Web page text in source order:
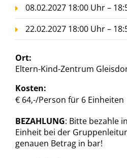
08.02.2027 18:00 Uhr –
22.02.2027 18:00 Uhr –
Ort:
Eltern-Kind-Zentrum
Kosten:
€ 64,-/Person für 6 Einheiten
BEZAHLUNG: Bitte bezahle
Einheit bei der
genauen Betrag in bar!